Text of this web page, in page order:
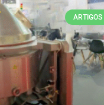
ARTIGOS